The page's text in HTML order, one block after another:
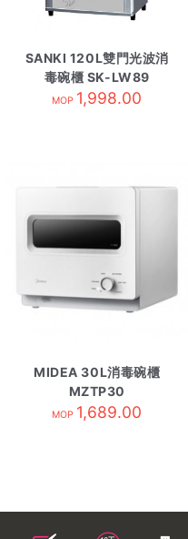
SANKI 120L雙門光波消
毒碗櫃 SK-LW89
MOP 1,998.00
MIDEA 30L消毒碗櫃
MZTP30
MOP 1,689.00